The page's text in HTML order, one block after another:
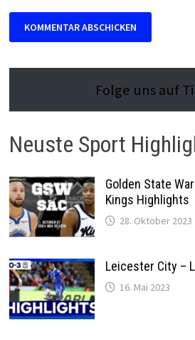
Folge uns auf
Neuste Sport
Golden State
Kings Highlights
28. Oktober 2023
Leicester City –
16. Mai 2023